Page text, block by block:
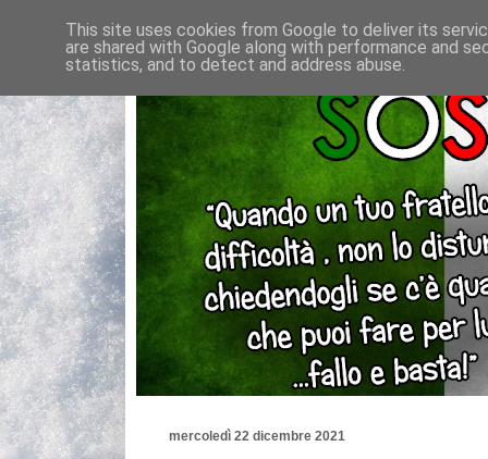
mercoledì 22 dicembre 2021
This site uses cookies from Google to deliver its
are shared with Google along with performance and
statistics, and to detect and address abuse.